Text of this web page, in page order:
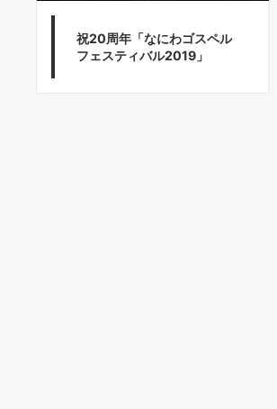
祝20周年「なにわゴスペル
フェスティバル2019」